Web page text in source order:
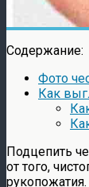
Содержание:
Фото
Как
Подцепить
от того,